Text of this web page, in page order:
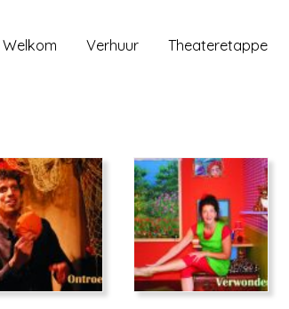
Welkom Verhuur Theateretappe